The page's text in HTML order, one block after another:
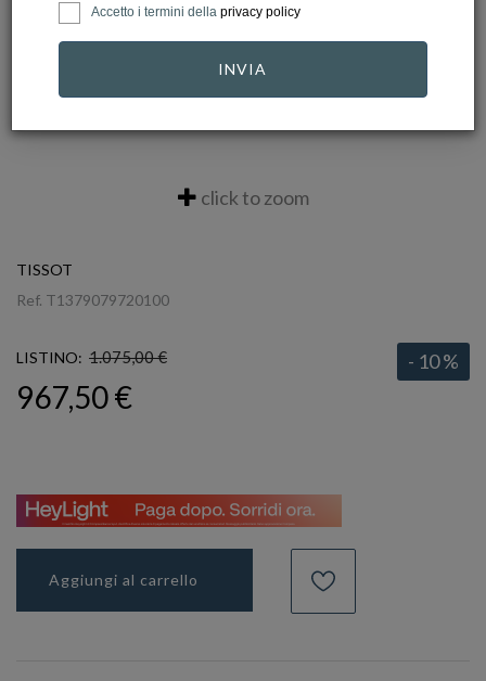
click to zoom
TISSOT
Ref. T1379079720100
LISTINO: 1.075,00 € - 10 %
967,50 €
Aggiungi al carrello
Accetto i termini della privacy policy
INVIA